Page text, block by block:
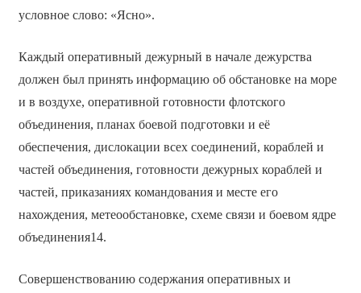
условное слово: «Ясно».
Каждый оперативный дежурный в начале дежурства
должен был принять информацию об обстановке на море
и в воздухе, оперативной готовности флотского
объединения, планах боевой подготовки и её
обеспечения, дислокации всех соединений, кораблей и
частей объединения, готовности дежурных кораблей и
частей, приказаниях командования и месте его
нахождения, метеообстановке, схеме связи и боевом ядре
объединения14.
Совершенствованию содержания оперативных и